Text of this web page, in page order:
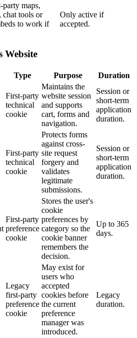
maps,
chat tools or
to work if
Only active if
accepted.
Website
Type Purpose Duration
First-party
technical
cookie
Maintains the
website session
and supports
cart, forms and
navigation.
Session or
short-term
application
duration.
First-party
technical
cookie
Protects forms
against cross-
site request
forgery and
validates
legitimate
submissions.
Session or
short-term
application
duration.
First-party
preference
cookie
Stores the user's
cookie
preferences by
category so the
cookie banner
remembers the
decision.
Up to 365
days.
Legacy
first-party
preference
cookie
May exist for
users who
accepted
cookies before
the current
preference
manager was
introduced.
Legacy
duration.